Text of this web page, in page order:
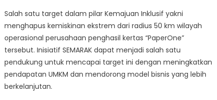
Salah satu target dalam pilar Kemajuan Inklusif yakni
menghapus kemiskinan ekstrem dari radius 50 km wilayah
operasional perusahaan penghasil kertas “PaperOne”
tersebut. Inisiatif SEMARAK dapat menjadi salah satu
pendukung untuk mencapai target ini dengan meningkatkan
pendapatan UMKM dan mendorong model bisnis yang lebih
berkelanjutan.